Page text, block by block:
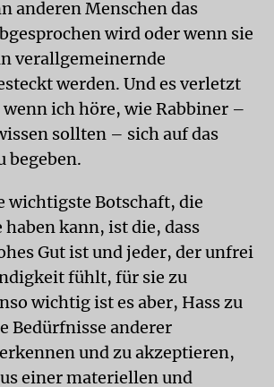
anderen Menschen das
wird oder wenn sie
verallgemeinernde
werden. Und es verletzt
ich höre, wie Rabbiner –
sollten – sich auf das
begeben.
wichtigste Botschaft, die
haben kann, ist die, dass
Gut ist und jeder, der unfrei
fühlt, für sie zu
wichtig ist es aber, Hass zu
Bedürfnisse anderer
und zu akzeptieren,
einer materiellen und